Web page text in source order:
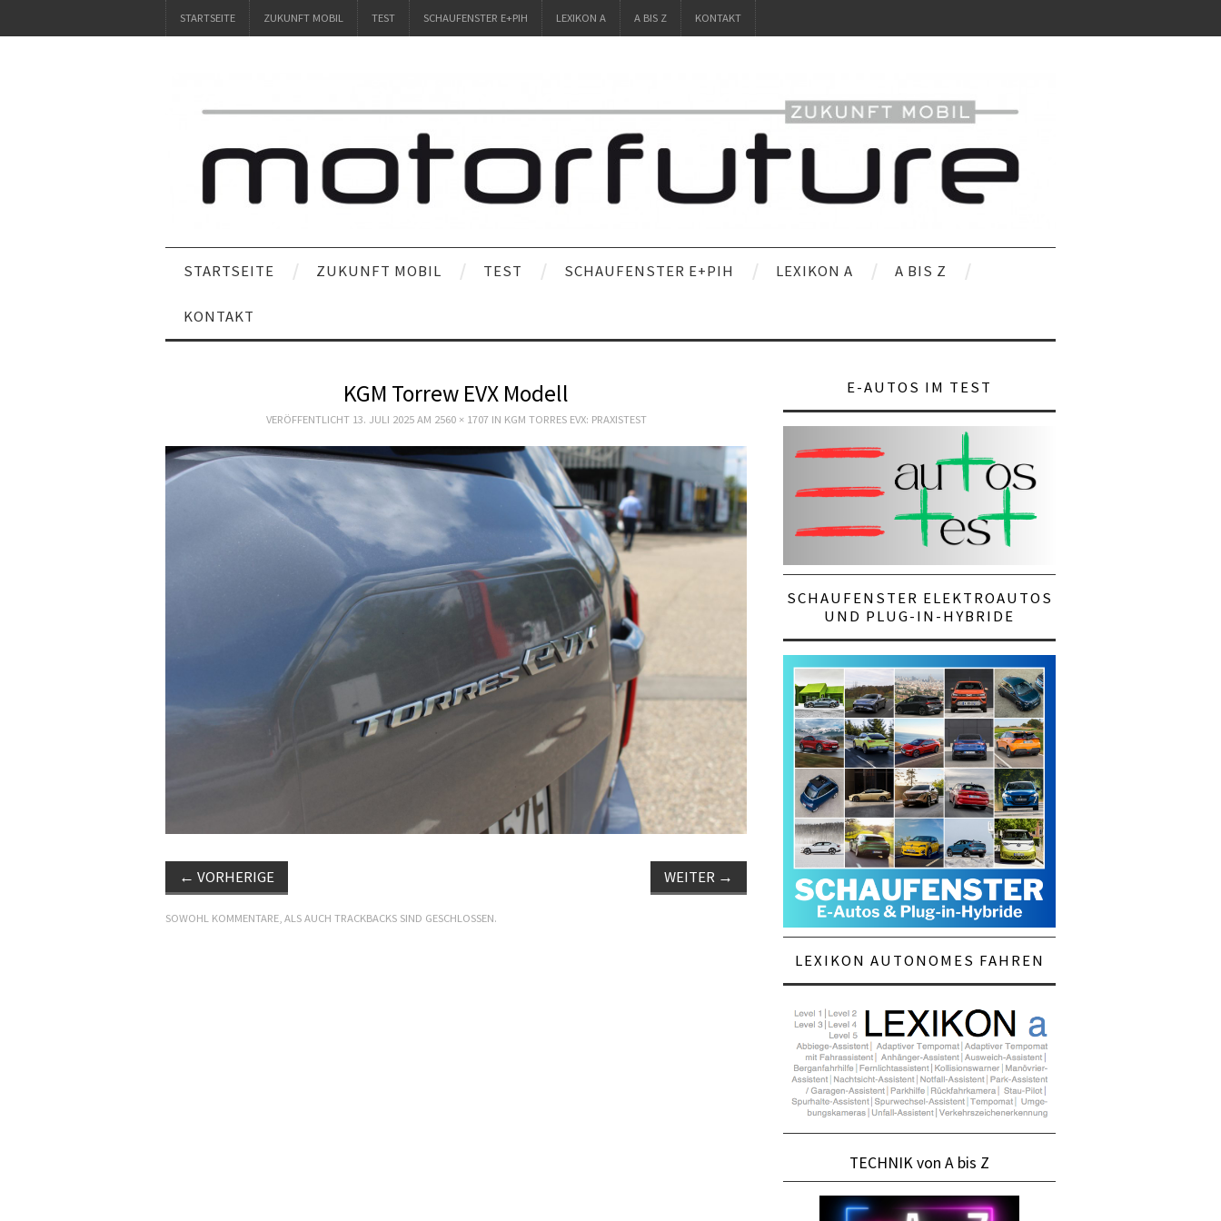
STARTSEITE ZUKUNFT MOBIL TEST SCHAUFENSTER E+PIH LEXIKON A A BIS Z KONTAKT
STARTSEITE ZUKUNFT MOBIL TEST SCHAUFENSTER E+PIH LEXIKON A A BIS Z
KONTAKT
KGM Torrew EVX Modell
VERÖFFENTLICHT 13. JULI 2025AM 2560 × 1707IN KGM TORRES EVX: PRAXISTEST
← VORHERIGE WEITER →
SOWOHL KOMMENTARE, ALS AUCH TRACKBACKS SIND GESCHLOSSEN.
E-AUTOS IM TEST
SCHAUFENSTER ELEKTROAUTOS
UND PLUG-IN-HYBRIDE
LEXIKON AUTONOMES FAHREN
TECHNIK von A bis Z